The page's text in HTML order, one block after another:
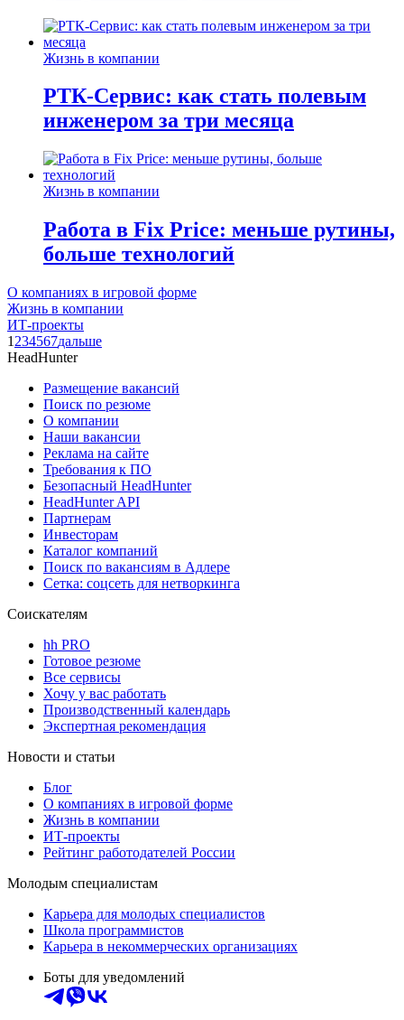
Жизнь в компании
РТК-Сервис: как стать полевым
инженером за три месяца
Жизнь в компании
Работа в Fix Price: меньше рутины,
больше технологий
О компаниях в игровой форме
Жизнь в компании
ИТ-проекты
1 234567дальше
HeadHunter
Размещение вакансий
Поиск по резюме
О компании
Наши вакансии
Реклама на сайте
Требования к ПО
Безопасный HeadHunter
HeadHunter API
Партнерам
Инвесторам
Каталог компаний
Поиск по вакансиям в Адлере
Сетка: соцсеть для нетворкинга
Соискателям
hh PRO
Готовое резюме
Все сервисы
Хочу у вас работать
Производственный календарь
Экспертная рекомендация
Новости и статьи
Блог
О компаниях в игровой форме
Жизнь в компании
ИТ-проекты
Рейтинг работодателей России
Молодым специалистам
Карьера для молодых специалистов
Школа программистов
Карьера в некоммерческих организациях
Боты для уведомлений